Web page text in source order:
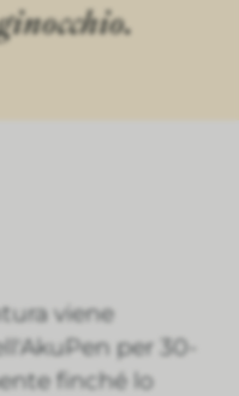
viene
per 30-
finché lo